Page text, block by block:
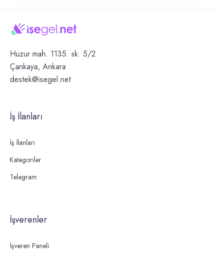
Huzur mah. 1135. sk. 5/2
Çankaya, Ankara
destek@isegel.net
İş İlanları
İş İlanları
Kategoriler
Telegram
İşverenler
İşveren Paneli